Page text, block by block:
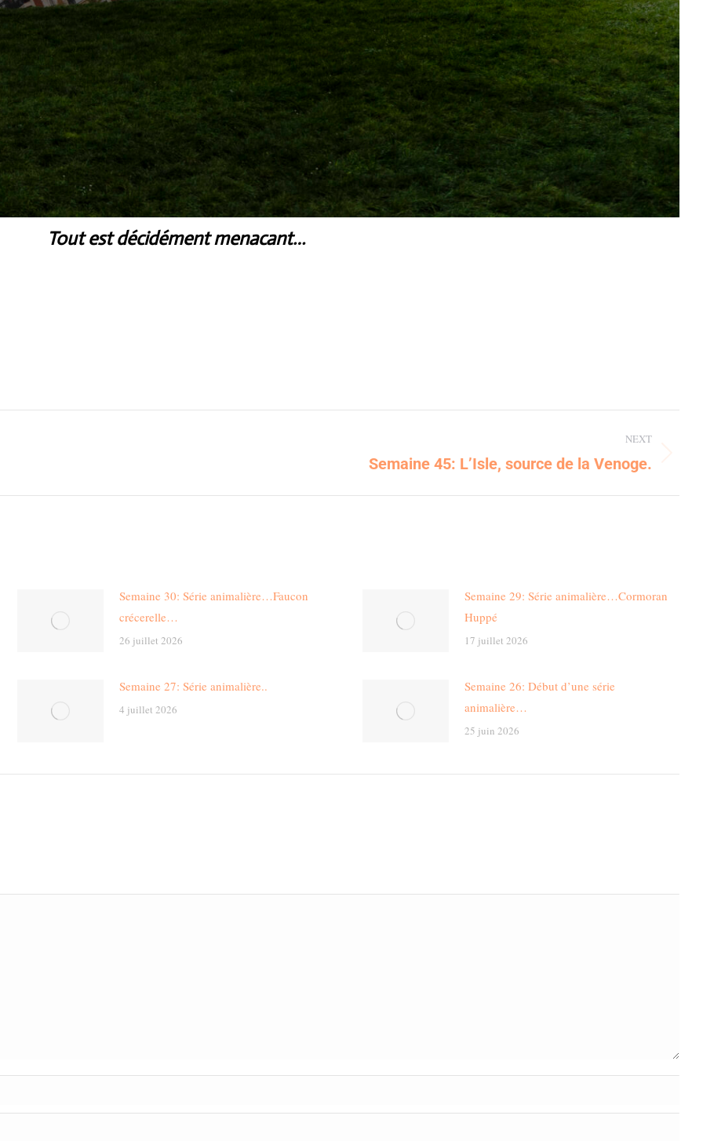
Tout est décidément menacant…
NEXT
Semaine 45: L’Isle, source de la Venoge.
Semaine 30: Série animalière…Faucon
crécerelle…
26 juillet 2026
Semaine 29: Série animalière…Cormoran
Huppé
17 juillet 2026
Semaine 27: Série animalière..
4 juillet 2026
Semaine 26: Début d’une série
animalière…
25 juin 2026